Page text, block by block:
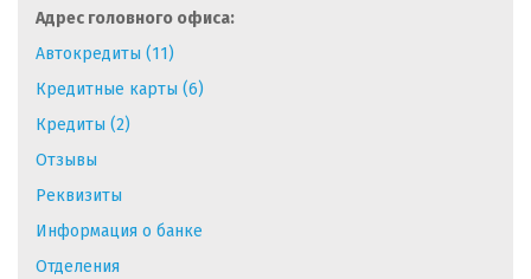
Адрес головного офиса:
Автокредиты (11)
Кредитные карты (6)
Кредиты (2)
Отзывы
Реквизиты
Информация о банке
Отделения